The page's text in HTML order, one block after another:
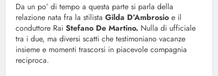
Da un po’ di tempo a questa parte si parla della
relazione nata fra la stilista Gilda D’Ambrosio e il
conduttore Rai Stefano De Martino. Nulla di ufficiale
tra i due, ma diversi scatti che testimoniano vacanze
insieme e momenti trascorsi in piacevole compagnia
reciproca.